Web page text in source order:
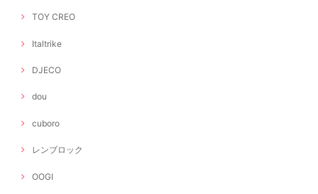
TOY CREO
Italtrike
DJECO
dou
cuboro
レンブロック
OOGI